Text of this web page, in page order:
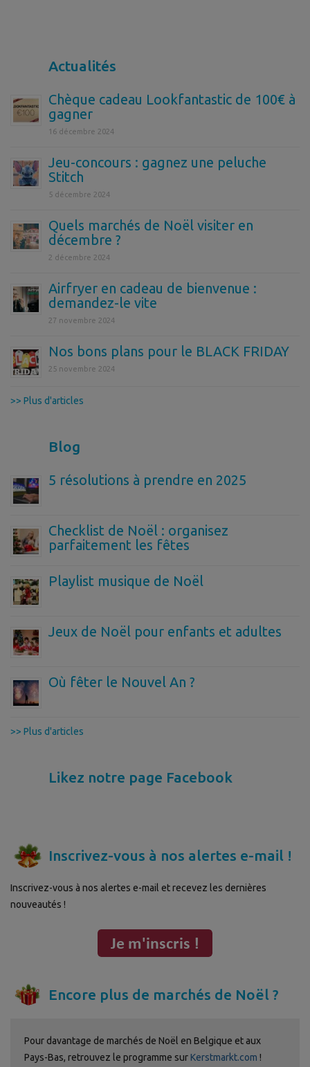
Actualités
Chèque cadeau Lookfantastic de 100€ à
gagner
16 décembre 2024
Jeu-concours : gagnez une peluche
Stitch
5 décembre 2024
Quels marchés de Noël visiter en
décembre ?
2 décembre 2024
Airfryer en cadeau de bienvenue :
demandez-le vite
27 novembre 2024
Nos bons plans pour le BLACK FRIDAY
25 novembre 2024
>> Plus d'articles
Blog
5 résolutions à prendre en 2025
Checklist de Noël : organisez
parfaitement les fêtes
Playlist musique de Noël
Jeux de Noël pour enfants et adultes
Où fêter le Nouvel An ?
>> Plus d'articles
Likez notre page Facebook
Inscrivez-vous à nos alertes e-mail !
Inscrivez-vous à nos alertes e-mail et recevez les dernières
nouveautés !
Encore plus de marchés de Noël ?
Pour davantage de marchés de Noël en Belgique et aux
Pays-Bas, retrouvez le programme surKerstmarkt.com !